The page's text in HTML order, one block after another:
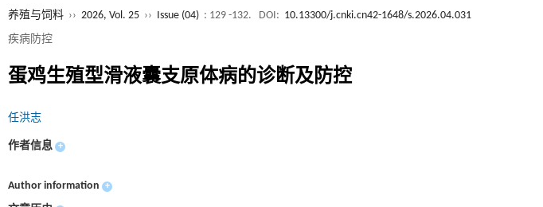
养殖与饲料 ›› 2026, Vol. 25 ›› Issue (04) : 129 -132. DOI: 10.13300/j.cnki.cn42-1648/s.2026.04.031
疾病防控
蛋鸡生殖型滑液囊支原体病的诊断及防控
任洪志
作者信息 +
Author information +